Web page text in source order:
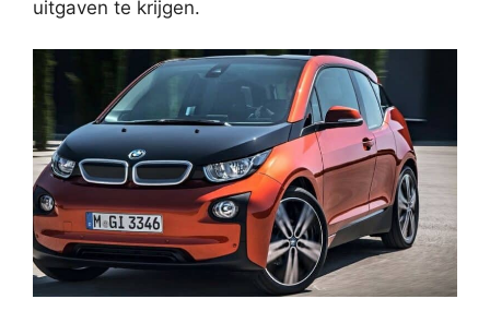
uitgaven te krijgen.